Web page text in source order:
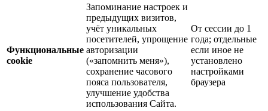
Функциональные
cookie
Запоминание настроек и
предыдущих визитов,
учёт уникальных
посетителей, упрощение
авторизации
(«запомнить меня»),
сохранение часового
пояса пользователя,
улучшение удобства
использования Сайта.
От сессии до 1
года; отдельные
если иное не
установлено
настройками
браузера